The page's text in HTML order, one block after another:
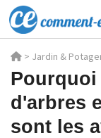
> Jardin &
d'arbres
sont les